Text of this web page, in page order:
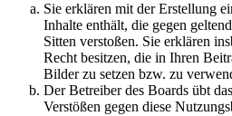
Sie erklären mit der Erstellung
Inhalte enthält, die gegen
Sitten verstoßen. Sie erklären
Recht besitzen, die in Ihren
Bilder zu setzen bzw. zu
Der Betreiber des Boards übt
Verstößen gegen diese